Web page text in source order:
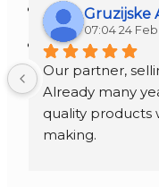
Pretraži:Gruzijske
07:04 24 Feb
Our partner,
Already many
quality products
making.